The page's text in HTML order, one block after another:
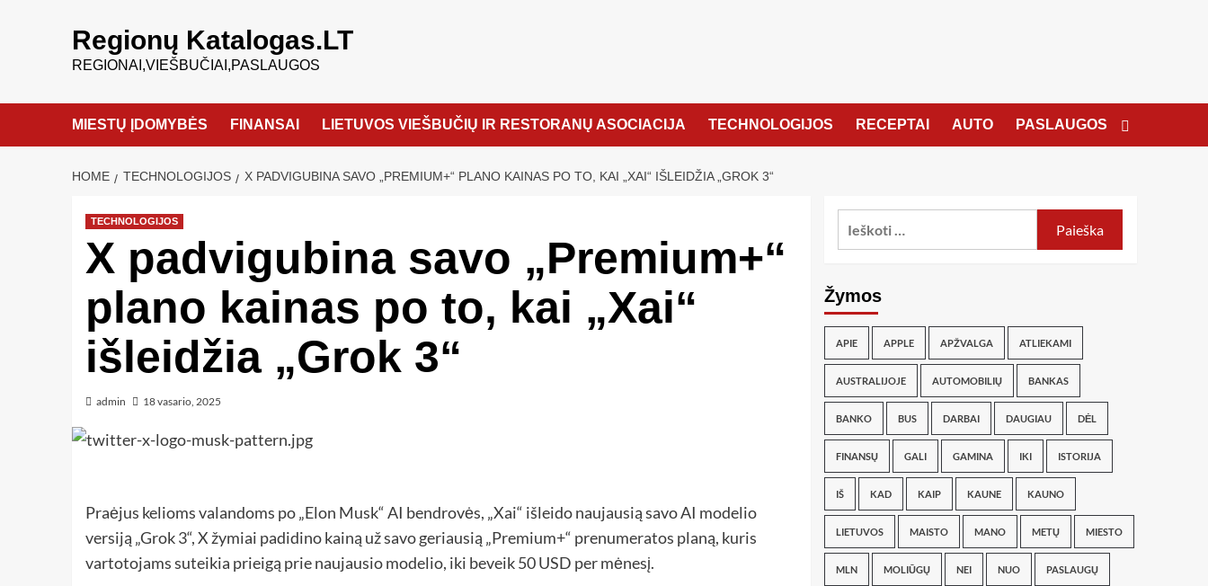
Regionų Katalogas.LT
REGIONAI,VIEŠBUČIAI,PASLAUGOS
MIESTŲ ĮDOMYBĖS FINANSAI LIETUVOS VIEŠBUČIŲ IR RESTORANŲ ASOCIACIJA TECHNOLOGIJOS RECEPTAI AUTO PASLAUGOS
HOME TECHNOLOGIJOS X PADVIGUBINA SAVO „PREMIUM+“ PLANO KAINAS PO TO, KAI „XAI“ IŠLEIDŽIA „GROK 3“
TECHNOLOGIJOS
X padvigubina savo „Premium+“
plano kainas po to, kai „Xai“
išleidžia „Grok 3“
admin 18 vasario, 2025
Praėjus kelioms valandoms po „Elon Musk“ AI bendrovės, „Xai“ išleido naujausią savo AI modelio
versiją „Grok 3“, X žymiai padidino kainą už savo geriausią „Premium+“ prenumeratos planą, kuris
vartotojams suteikia prieigą prie naujausio modelio, iki beveik 50 USD per mėnesį.
Žymos
APIE APPLE APŽVALGA ATLIEKAMI
AUSTRALIJOJE AUTOMOBILIŲ BANKAS
BANKO BUS DARBAI DAUGIAU DĖL
FINANSŲ GALI GAMINA IKI ISTORIJA
IŠ KAD KAIP KAUNE KAUNO
LIETUVOS MAISTO MANO METŲ MIESTO
MLN MOLIŪGŲ NEI NUO PASLAUGŲ